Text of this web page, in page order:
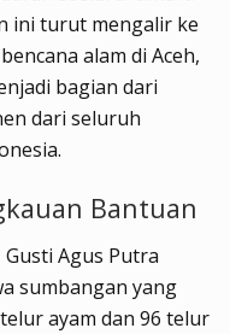
ini turut mengalir ke
alam di Aceh,
bagian dari
dari seluruh
Bantuan
Agus Putra
sumbangan yang
ayam dan 96 telur